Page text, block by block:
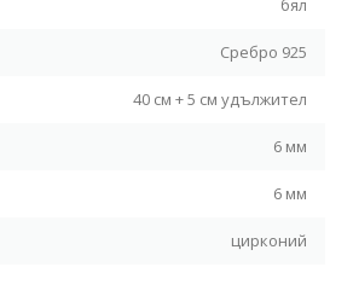
бял
Сребро 925
40 см + 5 см удължител
6 мм
6 мм
цирконий